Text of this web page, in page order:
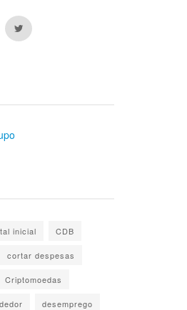
inicial CDB
cortar despesas
Criptomoedas
desemprego